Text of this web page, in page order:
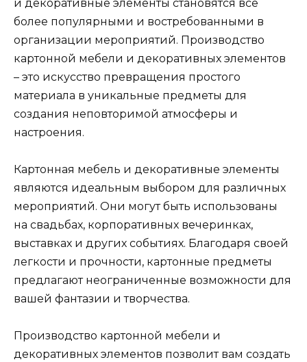
и декоративные элементы становятся все
более популярными и востребованными в
организации мероприятий. Производство
картонной мебели и декоративных элементов
– это искусство превращения простого
материала в уникальные предметы для
создания неповторимой атмосферы и
настроения.
Картонная мебель и декоративные элементы
являются идеальным выбором для различных
мероприятий. Они могут быть использованы
на свадьбах, корпоративных вечеринках,
выставках и других событиях. Благодаря своей
легкости и прочности, картонные предметы
предлагают неограниченные возможности для
вашей фантазии и творчества.
Производство картонной мебели и
декоративных элементов позволит вам создать